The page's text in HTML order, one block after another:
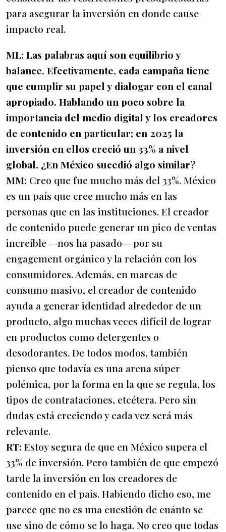
para asegurar la inversión en donde cause
impacto real.
ML: Las palabras aquí son equilibrio y
balance. Efectivamente, cada campaña tiene
que cumplir su papel y dialogar con el canal
apropiado. Hablando un poco sobre la
importancia del medio digital y los creadores
de contenido en particular; en 2025 la
inversión en ellos creció un 33% a nivel
global. ¿En México sucedió algo similar?
MM: Creo que fue mucho más del 33%. México
es un país que cree mucho más en las
personas que en las instituciones. El creador
de contenido puede generar un pico de ventas
increíble —nos ha pasado— por su
engagement orgánico y la relación con los
consumidores. Además, en marcas de
consumo masivo, el creador de contenido
ayuda a generar identidad alrededor de un
producto, algo muchas veces difícil de lograr
en productos como detergentes o
desodorantes. De todos modos, también
pienso que todavía es una arena súper
polémica, por la forma en la que se regula, los
tipos de contrataciones, etcétera. Pero sin
dudas está creciendo y cada vez será más
relevante.
RT: Estoy segura de que en México supera el
33% de inversión. Pero también de que empezó
tarde la inversión en los creadores de
contenido en el país. Habiendo dicho eso, me
parece que no es una cuestión de cuánto se
use sino de cómo se lo haga. No creo que todas